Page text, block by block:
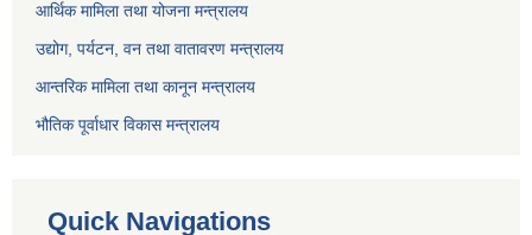
आर्थिक मामिला तथा योजना मन्त्रालय
उद्योग, पर्यटन, वन तथा वातावरण मन्त्रालय
आन्तरिक मामिला तथा कानून मन्त्रालय
भौतिक पूर्वाधार विकास मन्त्रालय
Quick Navigations